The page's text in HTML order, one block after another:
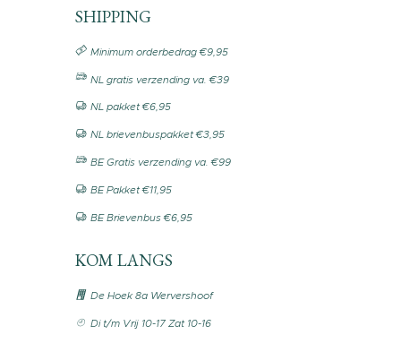
SHIPPING
Minimum orderbedrag €9,95
NL gratis verzending va. €39
NL pakket €6,95
NL brievenbuspakket €3,95
BE Gratis verzending va. €99
BE Pakket €11,95
BE Brievenbus €6,95
KOM LANGS
De Hoek 8a Wervershoof
Di t/m Vrij 10-17 Zat 10-16